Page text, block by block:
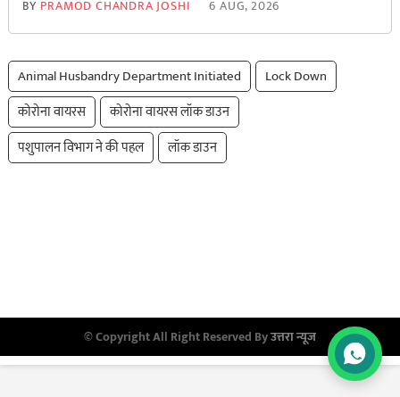
BY PRAMOD CHANDRA JOSHI 6 AUG, 2026
Animal Husbandry Department Initiated
Lock Down
कोरोना वायरस
कोरोना वायरस लॉक डाउन
पशुपालन विभाग ने की पहल
लॉक डाउन
© Copyright All Right Reserved Byउत्तरा न्यूज